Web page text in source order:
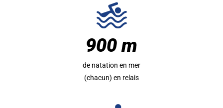
900 m
de natation en mer
(chacun) en relais